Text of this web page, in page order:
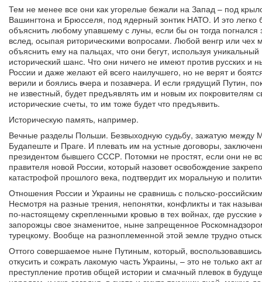
Тем не менее все они как угорелые бежали на Запад – под
Вашингтона и Брюсселя, под ядерный зонтик НАТО. И это легко
объяснить любому упавшему с луны, если бы он тогда погнался
вслед, осыпая риторическими вопросами. Любой венгр или чех
объяснить ему на пальцах, что они бегут, используя уникальный
исторический шанс. Что они ничего не имеют против русских и
России и даже желают ей всего наилучшего, но не верят и
верили и боялись вчера и позавчера. И если грядущий Путин,
не известный, будет предъявлять им и новым их покровителям
исторические счеты, то им тоже будет что предъявить.
Историческую память, например.
Вечные разделы Польши. Безвыходную судьбу, зажатую между
Будапеште и Праге. И плевать им на устные договоры,
президентом бывшего СССР. Потомки не простят, если они не
правителя новой России, который назовет освобождение
катастрофой прошлого века, подтвердит их моральную и
Отношения России и Украины не сравнишь с польско-
Несмотря на разные трения, непонятки, конфликты и так
по-настоящему скрепленными кровью в тех войнах, где
запорожцы свое знаменитое, ныне запрещенное
турецкому. Вообще на разноплеменной этой земле трудно
Оттого совершаемое ныне Путиным, который,
откусить и сожрать лакомую часть Украины, – это не только
преступление против общей истории и смачный плевок в